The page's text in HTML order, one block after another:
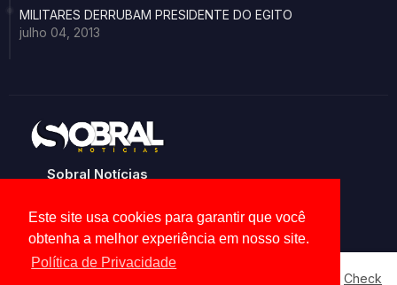
Este site usa cookies para garantir que você
obtenha a melhor experiência em nosso site.
Política de Privacidade
MILITARES DERRUBAM PRESIDENTE DO EGITO
julho 04, 2013
Sobral Notícias
Check